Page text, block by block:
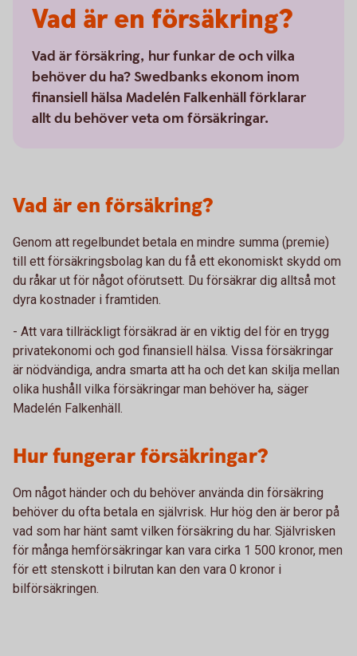
Vad är en försäkring?
Vad är försäkring, hur funkar de och vilka
behöver du ha? Swedbanks ekonom inom
finansiell hälsa Madelén Falkenhäll förklarar
allt du behöver veta om försäkringar.
Vad är en försäkring?
Genom att regelbundet betala en mindre summa (premie)
till ett försäkringsbolag kan du få ett ekonomiskt skydd om
du råkar ut för något oförutsett. Du försäkrar dig alltså mot
dyra kostnader i framtiden.
- Att vara tillräckligt försäkrad är en viktig del för en trygg
privatekonomi och god finansiell hälsa. Vissa försäkringar
är nödvändiga, andra smarta att ha och det kan skilja mellan
olika hushåll vilka försäkringar man behöver ha, säger
Madelén Falkenhäll.
Hur fungerar försäkringar?
Om något händer och du behöver använda din försäkring
behöver du ofta betala en självrisk. Hur hög den är beror på
vad som har hänt samt vilken försäkring du har. Självrisken
för många hemförsäkringar kan vara cirka 1 500 kronor, men
för ett stenskott i bilrutan kan den vara 0 kronor i
bilförsäkringen.